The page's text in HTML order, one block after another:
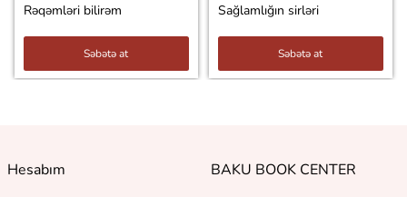
Rəqəmləri bilirəm
Səbətə at
Sağlamlığın sirləri
Səbətə at
Hesabım
BAKU BOOK CENTER